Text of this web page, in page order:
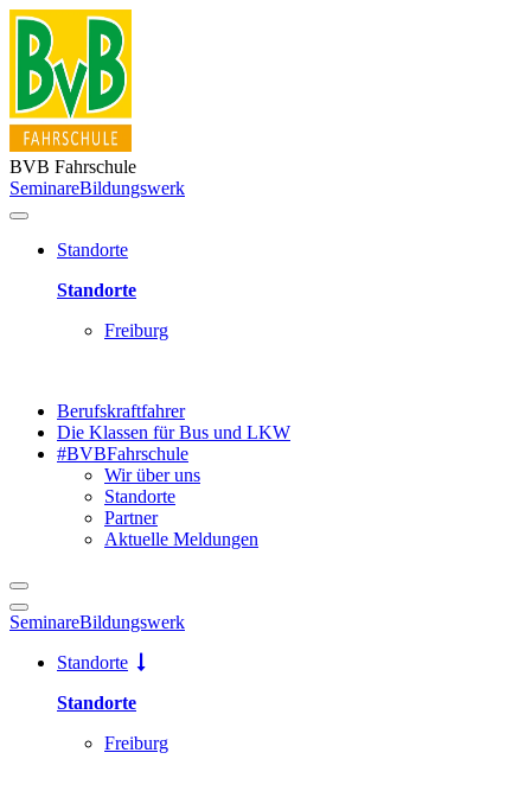
BVB Fahrschule
SeminareBildungswerk
Standorte
Standorte
Freiburg
Berufskraftfahrer
Die Klassen für Bus und LKW
#BVBFahrschule
Wir über uns
Standorte
Partner
Aktuelle Meldungen
SeminareBildungswerk
Standorte
Standorte
Freiburg